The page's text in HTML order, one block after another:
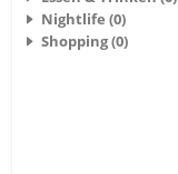
Nightlife (0)
Shopping (0)